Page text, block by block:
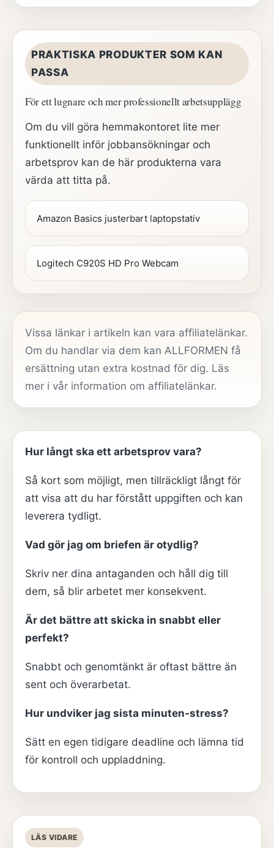
PRAKTISKA PRODUKTER SOM KAN
PASSA
För ett lugnare och mer professionellt arbetsupplägg
Om du vill göra hemmakontoret lite mer
funktionellt inför jobbansökningar och
arbetsprov kan de här produkterna vara
värda att titta på.
Amazon Basics justerbart laptopstativ
Logitech C920S HD Pro Webcam
Vissa länkar i artikeln kan vara affiliatelänkar.
Om du handlar via dem kan ALLFORMEN få
ersättning utan extra kostnad för dig. Läs
mer i vår information om affiliatelänkar.
Hur långt ska ett arbetsprov vara?
Så kort som möjligt, men tillräckligt långt för
att visa att du har förstått uppgiften och kan
leverera tydligt.
Vad gör jag om briefen är otydlig?
Skriv ner dina antaganden och håll dig till
dem, så blir arbetet mer konsekvent.
Är det bättre att skicka in snabbt eller
perfekt?
Snabbt och genomtänkt är oftast bättre än
sent och överarbetat.
Hur undviker jag sista minuten-stress?
Sätt en egen tidigare deadline och lämna tid
för kontroll och uppladdning.
LÄS VIDARE